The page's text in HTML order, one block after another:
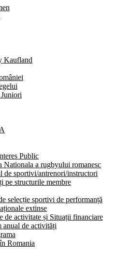
Kaufland
Public
Nationala a rugbyului romanesc
de sportivi/antrenori/instructori
pe structurile membre
selecție sportivi de performanță
extinse
de activitate și Situații financiare
anual de activități
Romania